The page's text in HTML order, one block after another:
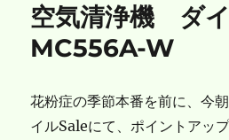
ー
空気清浄機 ダ
MC556A-W
花粉症の季節本番を前に、今
イルSaleにて、ポイントアッ